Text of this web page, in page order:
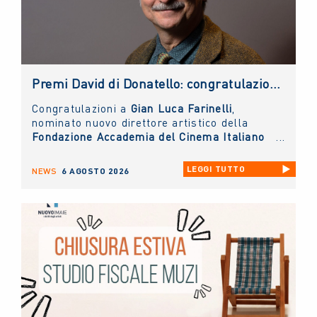
Congratulazioni a Gian Luca Farinelli
nominato nuovo direttore artistico della
Fondazione Accademia del Cinema Italiano
NEWS 6 AGOSTO 2026 LEGGI TUTTO